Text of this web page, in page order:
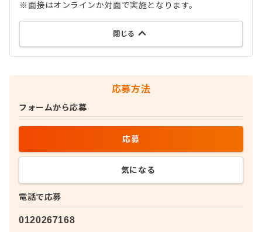
※面接はオンラインか対面で実施となります。
閉じる
応募方法
電話で応募
0120267168
フォームから応募
応募
気になる